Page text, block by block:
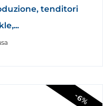
tenditori
-6%